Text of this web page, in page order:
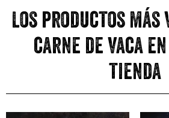
Los productos más
carne de vaca
tienda